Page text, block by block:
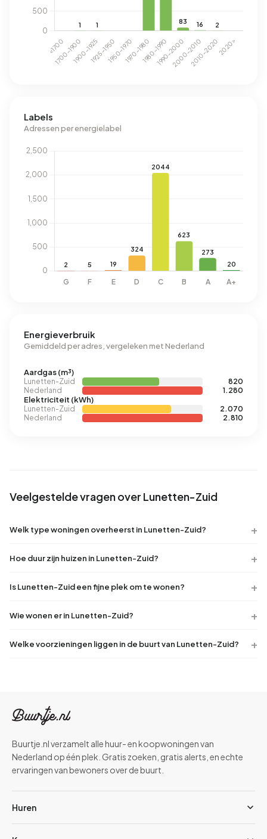
Labels
Adressen per energielabel
Energieverbruik
Gemiddeld per adres, vergeleken met Nederland
Aardgas (m³)
Lunetten-Zuid
820
Nederland
1.280
Elektriciteit (kWh)
Lunetten-Zuid
2.070
Nederland
2.810
Veelgestelde vragen over Lunetten-Zuid
Welk type woningen overheerst in Lunetten-Zuid?
Hoe duur zijn huizen in Lunetten-Zuid?
Is Lunetten-Zuid een fijne plek om te wonen?
Wie wonen er in Lunetten-Zuid?
Welke voorzieningen liggen in de buurt van Lunetten-Zuid?
Buurtje.nl verzamelt alle huur- en koopwoningen van
Nederland op één plek. Gratis zoeken, gratis alerts, en echte
ervaringen van bewoners over de buurt.
Huren